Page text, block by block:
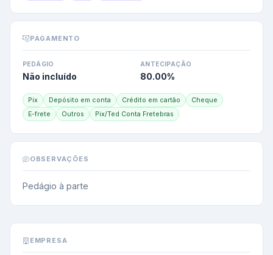
PAGAMENTO
PEDÁGIO
Não incluído
ANTECIPAÇÃO
80.00%
Pix Depósito em conta Crédito em cartão
Cheque
E-frete
Outros Pix/Ted Conta Fretebras
OBSERVAÇÕES
Pedágio à parte
EMPRESA